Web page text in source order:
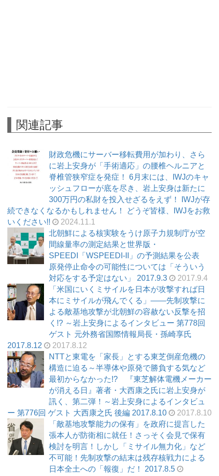
関連記事
財政危機にサーバー移転費用が加わり、さら
に岩上安身が「手術適応」の腰椎ヘルニアと
脊椎管狭窄症を発症！ 6月末には、IWJのキャ
ッシュフローが底を尽き、岩上安身は新たに
300万円の私財を投入せざるをえず！ IWJが存
続できなくなるかもしれません！ どうぞ皆様、IWJをお救
いください!!
2024.11.1
北朝鮮による核実験をうけ原子力規制庁が空
間線量率の測定結果と世界版・
SPEEDI「WSPEEDI-II」の予測結果を公表
原発停止命令の可能性については「そういう
対応をする予定はない」 2017.9.3
2017.9.4
「米国にいくミサイルを日本が攻撃すれば日
本にミサイルが飛んでくる」――先制攻撃に
よる敵基地攻撃が北朝鮮の容赦ない反撃を招
く!? ～岩上安身によるインタビュー 第778回
ゲスト 元外務省国際情報局長・孫崎享氏
2017.8.12
2017.8.12
NTTと東電を「家長」とする東芝倒産危機の
構造に迫る～半導体や原発で勝負する気など
最初からなかった!? 『東芝解体電機メーカー
が消える日』著者・大西康之氏に岩上安身が
訊く、第二弾！～岩上安身によるインタビュ
ー 第776回 ゲスト 大西康之氏 後編 2017.8.10
2017.8.10
「敵基地攻撃能力の保有」を政府に提言した
張本人が防衛相に就任！さっそく会見で保有
検討を明言！しかし「ミサイル無力化」など
不可能！先制攻撃の結末は残存核戦力による
日本全土への「報復」だ！ 2017.8.5